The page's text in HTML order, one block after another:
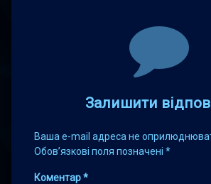
Залишити
Ваша e-mail адреса не
Обов’язкові поля позначені *
Коментар*